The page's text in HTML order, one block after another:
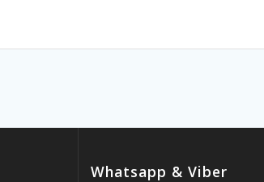
Whatsapp & Viber